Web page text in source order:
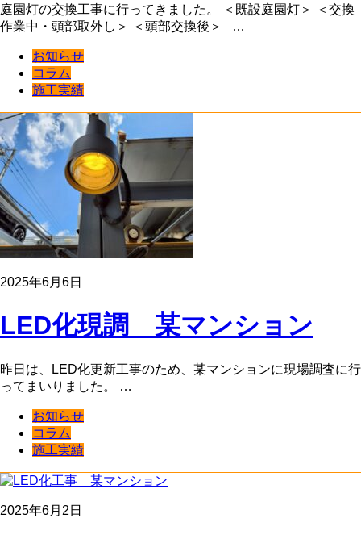
庭園灯の交換工事に行ってきました。 ＜既設庭園灯＞ ＜交換
作業中・頭部取外し＞ ＜頭部交換後＞ …
お知らせ
コラム
施工実績
2025年6月6日
LED化現調 某マンション
昨日は、LED化更新工事のため、某マンションに現場調査に行
ってまいりました。 …
お知らせ
コラム
施工実績
2025年6月2日